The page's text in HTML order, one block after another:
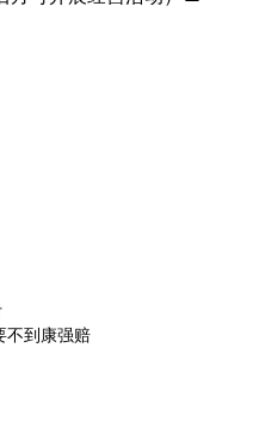
不到康强赔